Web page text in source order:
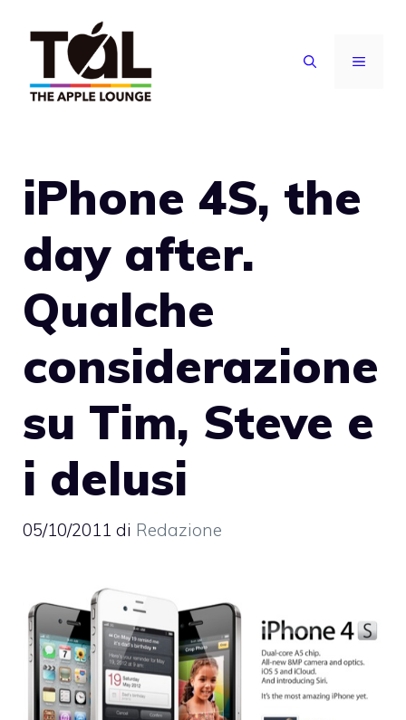
contenuto
MENU
iPhone 4S, the
day after.
Qualche
considerazione
su Tim, Steve e
i delusi
05/10/2011 di Redazione